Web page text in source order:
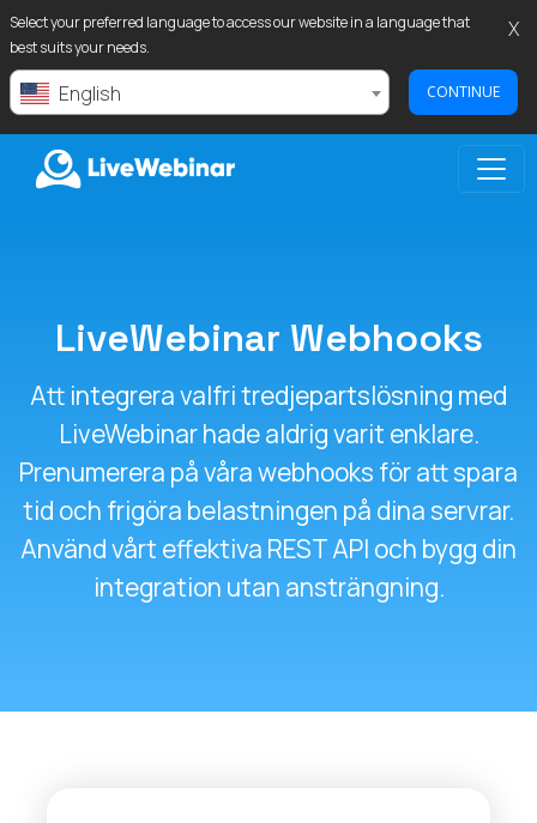
Select your preferred language to access our website in a language that
best suits your needs.
English CONTINUE
X
LiveWebinar Webhooks
Att integrera valfri tredjepartslösning med
LiveWebinar hade aldrig varit enklare.
Prenumerera på våra webhooks för att spara
tid och frigöra belastningen på dina servrar.
Använd vårt effektiva REST API och bygg din
integration utan ansträngning.